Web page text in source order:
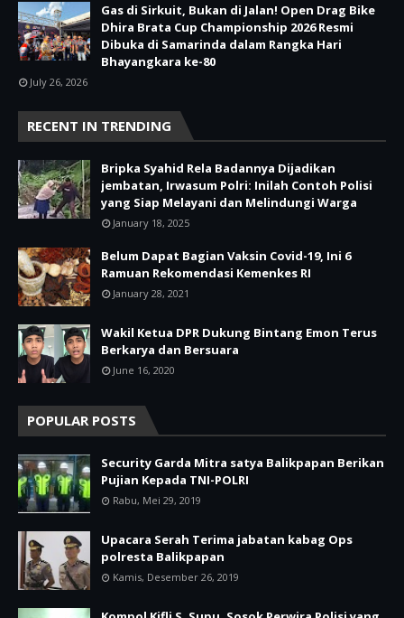
Gas di Sirkuit, Bukan di Jalan! Open Drag Bike
Dhira Brata Cup Championship 2026 Resmi
Dibuka di Samarinda dalam Rangka Hari
Bhayangkara ke-80
July 26, 2026
RECENT IN TRENDING
Bripka Syahid Rela Badannya Dijadikan
jembatan, Irwasum Polri: Inilah Contoh Polisi
yang Siap Melayani dan Melindungi Warga
January 18, 2025
Belum Dapat Bagian Vaksin Covid-19, Ini 6
Ramuan Rekomendasi Kemenkes RI
January 28, 2021
Wakil Ketua DPR Dukung Bintang Emon Terus
Berkarya dan Bersuara
June 16, 2020
POPULAR POSTS
Security Garda Mitra satya Balikpapan Berikan
Pujian Kepada TNI-POLRI
Rabu, Mei 29, 2019
Upacara Serah Terima jabatan kabag Ops
polresta Balikpapan
Kamis, Desember 26, 2019